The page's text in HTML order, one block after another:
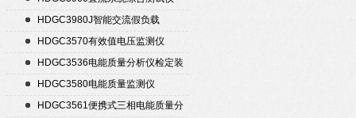
HDGC3980J智能交流假负载
HDGC3570有效值电压监测仪
HDGC3536电能质量分析仪检定装
置
HDGC3580电能质量监测仪
HDGC3561便携式三相电能质量分